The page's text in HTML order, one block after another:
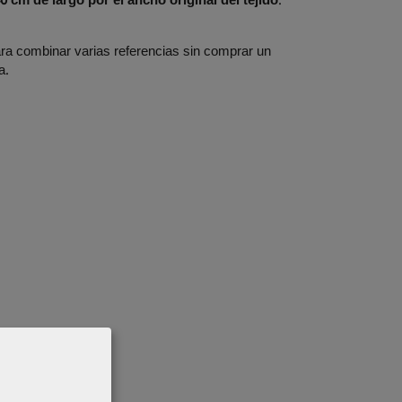
combinar varias referencias sin comprar un